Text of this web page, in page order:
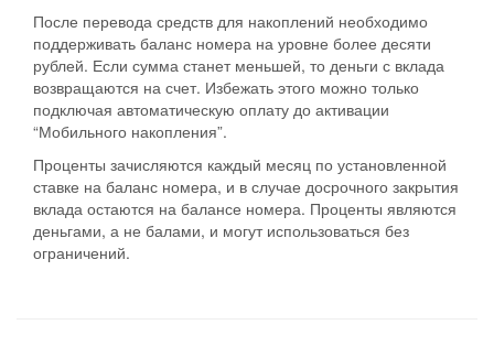
После перевода средств для накоплений необходимо
поддерживать баланс номера на уровне более десяти
рублей. Если сумма станет меньшей, то деньги с вклада
возвращаются на счет. Избежать этого можно только
подключая автоматическую оплату до активации
“Мобильного накопления”.
Проценты зачисляются каждый месяц по установленной
ставке на баланс номера, и в случае досрочного закрытия
вклада остаются на балансе номера. Проценты являются
деньгами, а не балами, и могут использоваться без
ограничений.